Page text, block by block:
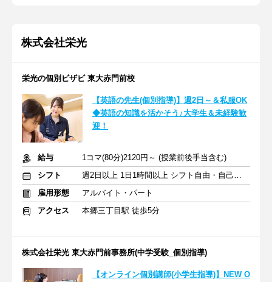
株式会社栄光
栄光の個別ビザビ 東大赤門前校
【英語の先生(個別指導)】週2日～＆私服OK
◆英語の知識を活かそう♪大学生＆未経験歓
迎！
給与
1コマ(80分)2120円～ (授業前後手当含む)
シフト
週2日以上 1日1時間以上 シフト自由・自己申告
雇用形態
アルバイト・パート
アクセス
本郷三丁目駅 徒歩5分
株式会社栄光 東大赤門前事務所(中学受験_個別指導)
【オンライン個別講師(小学生指導)】NEW O